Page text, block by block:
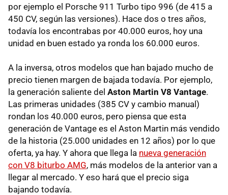
por ejemplo el Porsche 911 Turbo tipo 996 (de 415 a
450 CV, según las versiones). Hace dos o tres años,
todavía los encontrabas por 40.000 euros, hoy una
unidad en buen estado ya ronda los 60.000 euros.
A la inversa, otros modelos que han bajado mucho de
precio tienen margen de bajada todavía. Por ejemplo,
la generación saliente del Aston Martin V8 Vantage.
Las primeras unidades (385 CV y cambio manual)
rondan los 40.000 euros, pero piensa que esta
generación de Vantage es el Aston Martin más vendido
de la historia (25.000 unidades en 12 años) por lo que
oferta, ya hay. Y ahora que llega la nueva generación
con V8 biturbo AMG, más modelos de la anterior van a
llegar al mercado. Y eso hará que el precio siga
bajando todavía.